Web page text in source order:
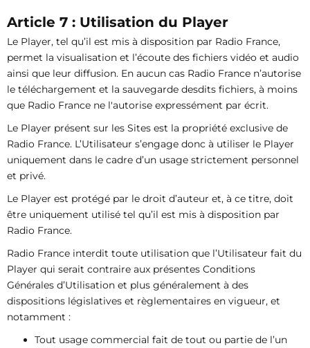
Article 7 : Utilisation du Player
Le Player, tel qu’il est mis à disposition par Radio France,
permet la visualisation et l’écoute des fichiers vidéo et audio
ainsi que leur diffusion. En aucun cas Radio France n’autorise
le téléchargement et la sauvegarde desdits fichiers, à moins
que Radio France ne l'autorise expressément par écrit.
Le Player présent sur les Sites est la propriété exclusive de
Radio France. L’Utilisateur s’engage donc à utiliser le Player
uniquement dans le cadre d’un usage strictement personnel
et privé.
Le Player est protégé par le droit d’auteur et, à ce titre, doit
être uniquement utilisé tel qu’il est mis à disposition par
Radio France.
Radio France interdit toute utilisation que l’Utilisateur fait du
Player qui serait contraire aux présentes Conditions
Générales d’Utilisation et plus généralement à des
dispositions législatives et règlementaires en vigueur, et
notamment :
Tout usage commercial fait de tout ou partie de l’un